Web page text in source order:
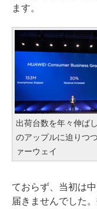
ます。
出荷台数を年々伸ば
のアップルに迫りつ
ァーウェイ
ておらず、当初は
届きませんでした